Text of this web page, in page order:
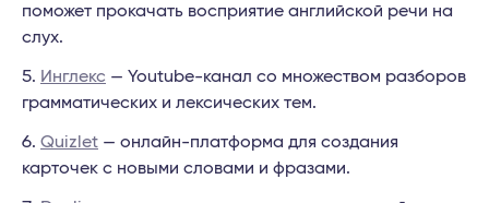
поможет прокачать восприятие английской речи на
слух.
Инглекс — Youtube-канал со множеством разборов
грамматических и лексических тем.
Quizlet — онлайн-платформа для создания
карточек с новыми словами и фразами.